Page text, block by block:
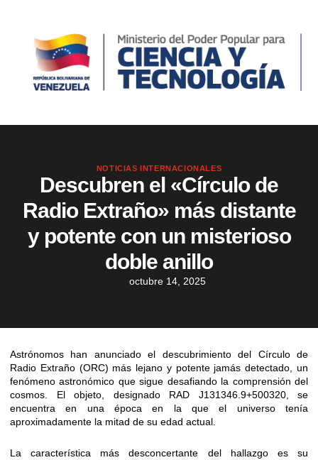
NOTICIAS INTERNACIONALES
Descubren el «Círculo de
Radio Extraño» más distante
y potente con un misterioso
doble anillo
octubre 14, 2025
Astrónomos han anunciado el descubrimiento del Círculo de
Radio Extraño (ORC) más lejano y potente jamás detectado, un
fenómeno astronómico que sigue desafiando la comprensión del
cosmos. El objeto, designado RAD J131346.9+500320, se
encuentra en una época en la que el universo tenía
aproximadamente la mitad de su edad actual.
La característica más desconcertante del hallazgo es su